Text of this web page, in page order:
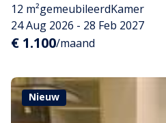
12 m²gemeubileerdKamer
24 Aug 2026 - 28 Feb 2027
€ 1.100/maand
Nieuw